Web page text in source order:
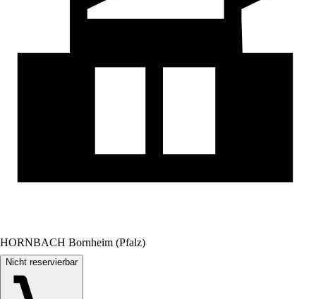
HORNBACH Bornheim (Pfalz)
Nicht reservierbar